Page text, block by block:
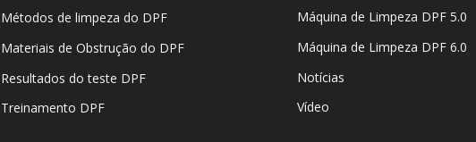
Métodos de limpeza do DPF
Materiais de Obstrução do DPF
Resultados do teste DPF
Treinamento DPF
Máquina de Limpeza DPF 5.0
Máquina de Limpeza DPF 6.0
Notícias
Vídeo